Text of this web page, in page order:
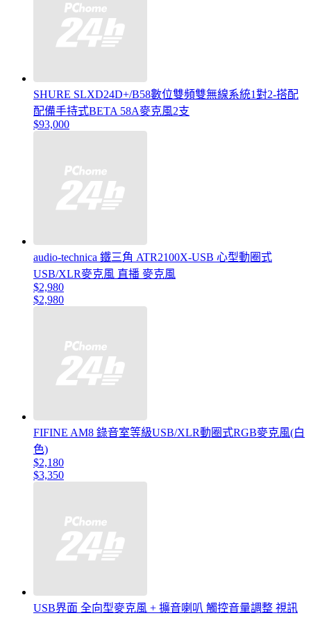
SHURE SLXD24D+/B58數位雙頻雙無線系統1對2-搭配
配備手持式BETA 58A麥克風2支
$93,000
audio-technica 鐵三角 ATR2100X-USB 心型動圈式
USB/XLR麥克風 直播 麥克風
$2,980
$2,980
FIFINE AM8 錄音室等級USB/XLR動圈式RGB麥克風(白
色)
$2,180
$3,350
USB界面 全向型麥克風 + 擴音喇叭 觸控音量調整 視訊